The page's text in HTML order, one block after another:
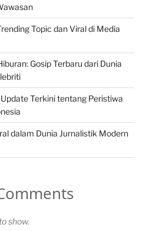
Topic dan Viral di Media
Gosip Terbaru dari Dunia
Terkini tentang Peristiwa
dalam Dunia Jurnalistik Modern
show.